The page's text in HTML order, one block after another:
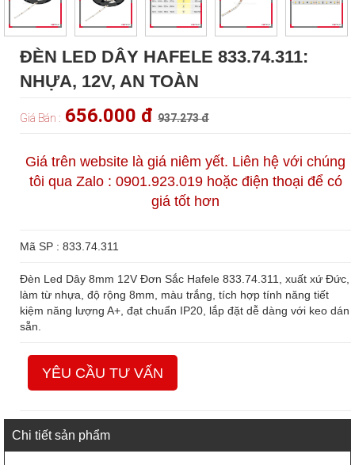
ĐÈN LED DÂY HAFELE 833.74.311:
NHỰA, 12V, AN TOÀN
Giá Bán : 656.000 đ 937.273 đ
Giá trên website là giá niêm yết. Liên hệ với chúng
tôi qua Zalo : 0901.923.019 hoặc điện thoại để có
giá tốt hơn
Mã SP : 833.74.311
Đèn Led Dây 8mm 12V Đơn Sắc Hafele 833.74.311, xuất xứ Đức,
làm từ nhựa, độ rộng 8mm, màu trắng, tích hợp tính năng tiết
kiệm năng lượng A+, đạt chuẩn IP20, lắp đặt dễ dàng với keo dán
sẵn.
YÊU CẦU TƯ VẤN
Chi tiết sản phẩm